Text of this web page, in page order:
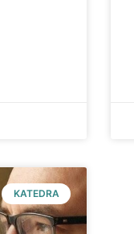
KATEDRA